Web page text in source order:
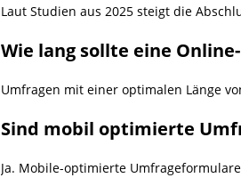
Laut Studien aus 2025 steigt die
Wie lang sollte eine
Umfragen mit einer optimalen Länge
Sind mobil optimierte
Ja. Mobile-optimierte